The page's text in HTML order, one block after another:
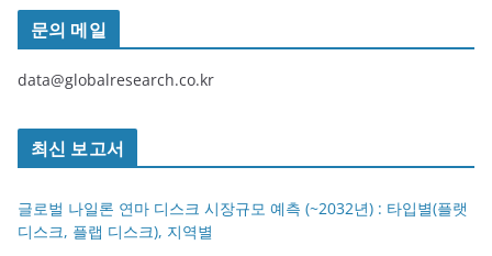
문의 메일
data@globalresearch.co.kr
최신 보고서
글로벌 나일론 연마 디스크 시장규모 예측 (~2032년) : 타입별(플랫
디스크, 플랩 디스크), 지역별